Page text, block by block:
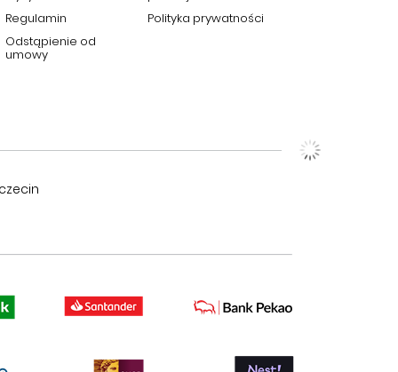
Regulamin
Polityka prywatności
Odstąpienie od
umowy